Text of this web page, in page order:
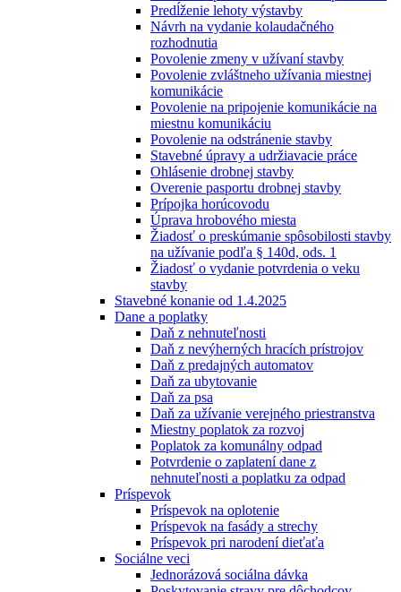
Predĺženie lehoty výstavby
Návrh na vydanie kolaudačného
rozhodnutia
Povolenie zmeny v užívaní stavby
Povolenie zvláštneho užívania miestnej
komunikácie
Povolenie na pripojenie komunikácie na
miestnu komunikáciu
Povolenie na odstránenie stavby
Stavebné úpravy a udržiavacie práce
Ohlásenie drobnej stavby
Overenie pasportu drobnej stavby
Prípojka horúcovodu
Úprava hrobového miesta
Žiadosť o preskúmanie spôsobilosti stavby
na užívanie podľa § 140d, ods. 1
Žiadosť o vydanie potvrdenia o veku
stavby
Stavebné konanie od 1.4.2025
Dane a poplatky
Daň z nehnuteľnosti
Daň z nevýherných hracích prístrojov
Daň z predajných automatov
Daň za ubytovanie
Daň za psa
Daň za užívanie verejného priestranstva
Miestny poplatok za rozvoj
Poplatok za komunálny odpad
Potvrdenie o zaplatení dane z
nehnuteľnosti a poplatku za odpad
Príspevok
Príspevok na oplotenie
Príspevok na fasády a strechy
Príspevok pri narodení dieťaťa
Sociálne veci
Jednorázová sociálna dávka